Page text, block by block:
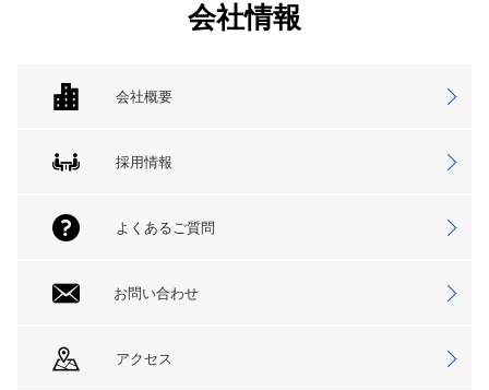
会社情報
会社概要
採用情報
よくあるご質問
お問い合わせ
アクセス